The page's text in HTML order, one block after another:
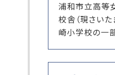
浦和市立高等
校舎（現さい
崎小学校の一